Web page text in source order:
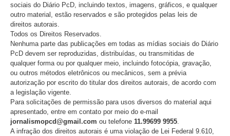
Nome *
E-mail*
sociais do Diário PcD, incluindo textos, imagens, gráficos, e qualquer
outro material, estão reservados e são protegidos pelas leis de
direitos autorais.
Todos os Direitos Reservados.
Nenhuma parte das publicações em todas as mídias sociais do Diário
PcD devem ser reproduzidas, distribuídas, ou transmitidas de
qualquer forma ou por qualquer meio, incluindo fotocópia, gravação,
ou outros métodos eletrônicos ou mecânicos, sem a prévia
autorização por escrito do titular dos direitos autorais, de acordo com
a legislação vigente.
Para solicitações de permissão para usos diversos do material aqui
apresentado, entre em contato por meio do e-mail
jornalismopcd@gmail.com ou telefone 11.99699 9955.
A infração dos direitos autorais é uma violação de Lei Federal 9.610,